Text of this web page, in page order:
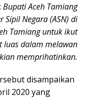
Bupati Aceh Tamiang
Negara (ASN) di
Tamiang untuk ikut
luas dalam melawan
memprihatinkan.
disampaikan
2020 yang